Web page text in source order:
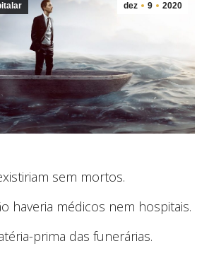
dez 9 2020
sem mortos.
haveria médicos nem hospitais.
prima das funerárias.